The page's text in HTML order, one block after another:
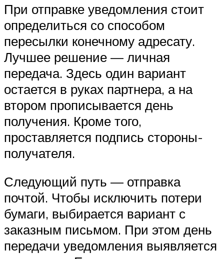
При отправке уведомления стоит
определиться со способом
пересылки конечному адресату.
Лучшее решение — личная
передача. Здесь один вариант
остается в руках партнера, а на
втором прописывается день
получения. Кроме того,
проставляется подпись стороны-
получателя.
Следующий путь — отправка
почтой. Чтобы исключить потери
бумаги, выбирается вариант с
заказным письмом. При этом день
передачи уведомления выявляется